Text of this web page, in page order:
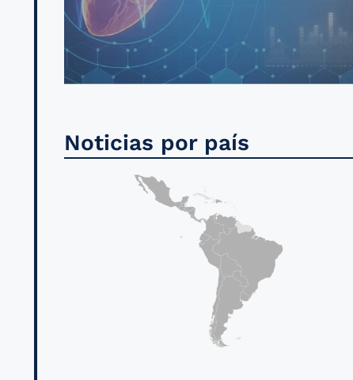
Noticias por país